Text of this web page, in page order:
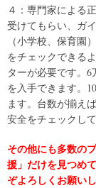
４：専門家による
受けてもらい、ガ
（小学校、保育園
をチェックできる
ターが必要です。
を入手できます。
ます。台数が揃え
安全をチェックし
その他にも多数の
援」だけを見つめ
ぞよろしくお願いし